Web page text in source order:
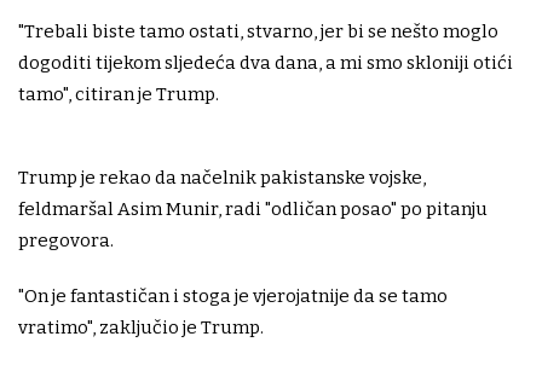
"Trebali biste tamo ostati, stvarno, jer bi se nešto moglo
dogoditi tijekom sljedeća dva dana, a mi smo skloniji otići
tamo", citiran je Trump.
Trump je rekao da načelnik pakistanske vojske,
feldmaršal Asim Munir, radi "odličan posao" po pitanju
pregovora.
"On je fantastičan i stoga je vjerojatnije da se tamo
vratimo", zaključio je Trump.